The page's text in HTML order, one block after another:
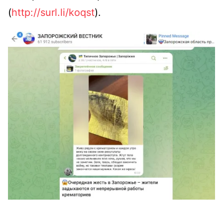
(http://surl.li/koqst).